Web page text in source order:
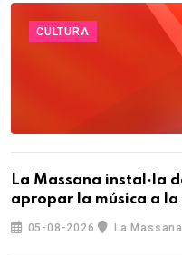
CULTURA
La Massana instal·la
apropar la música a
05-08-2026 La Massana